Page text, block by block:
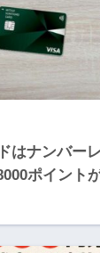
はナンバー
ポイント